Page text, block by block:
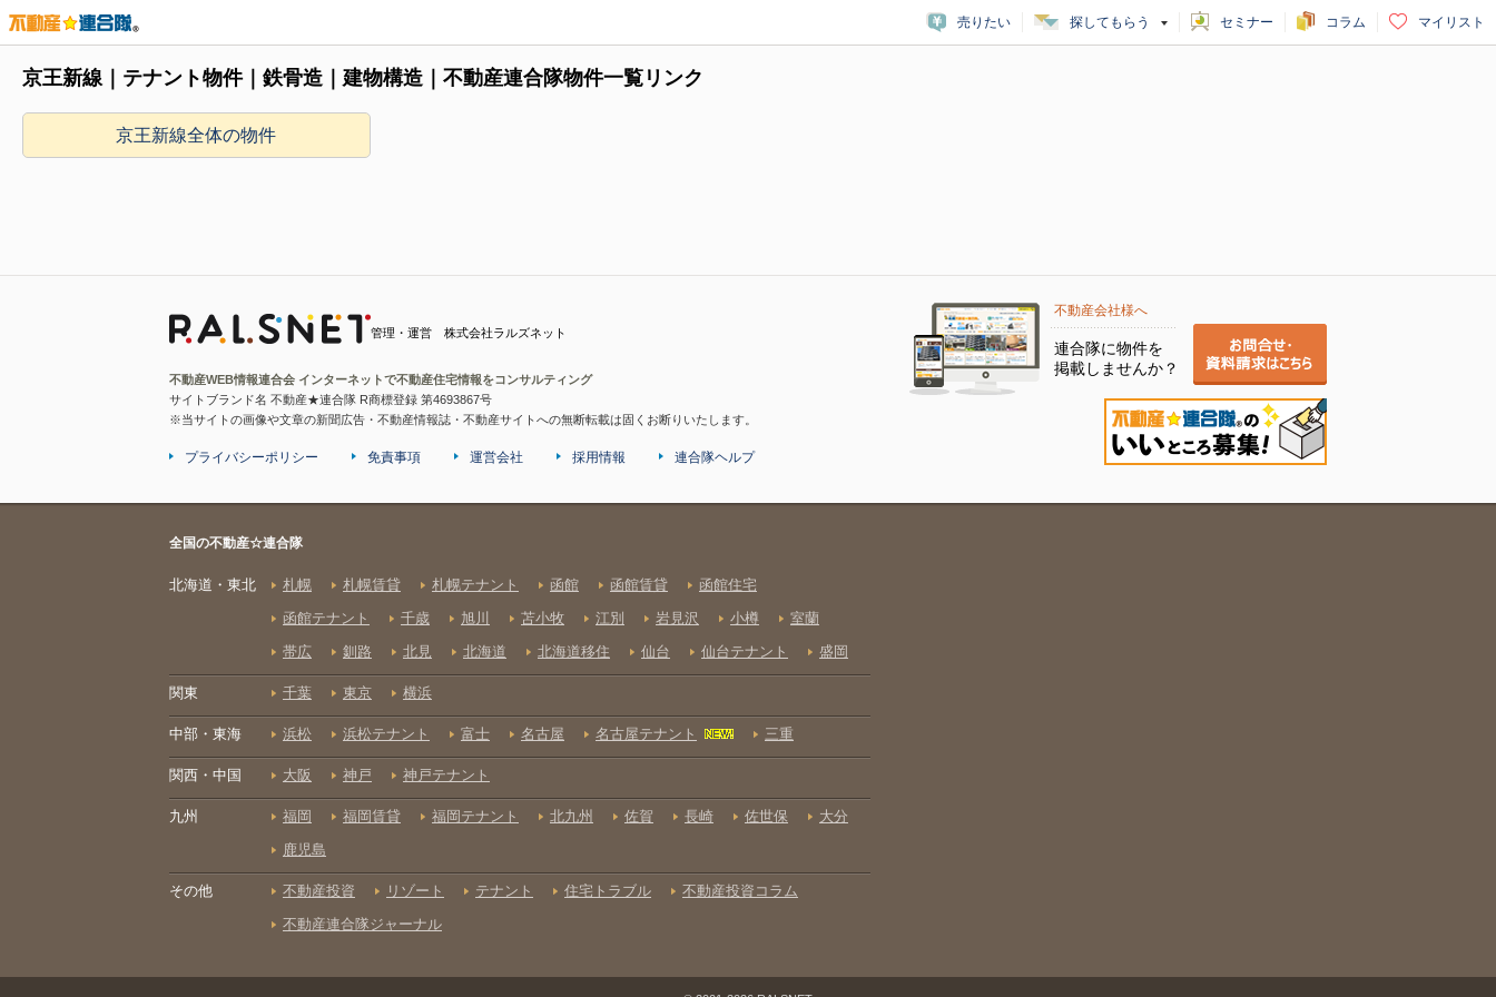
売りたい 探してもらう セミナー コラム マイリスト
京王新線｜テナント物件｜鉄骨造｜建物構造｜不動産連合隊物件一覧リンク
京王新線全体の物件
管理・運営 株式会社ラルズネット
不動産WEB情報連合会 インターネットで不動産住宅情報をコンサルティング
サイトブランド名 不動産★連合隊 R商標登録 第4693867号
※当サイトの画像や文章の新聞広告・不動産情報誌・不動産サイトへの無断転載は固くお断りいたします。
不動産会社様へ
連合隊に物件を
掲載しませんか？
プライバシーポリシー 免責事項 運営会社 採用情報 連合隊ヘルプ